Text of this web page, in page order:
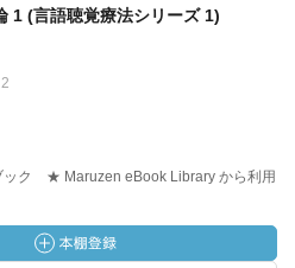
1 (言語聴覚療法シリーズ 1)
2
ク ★ Maruzen eBook Library から利用